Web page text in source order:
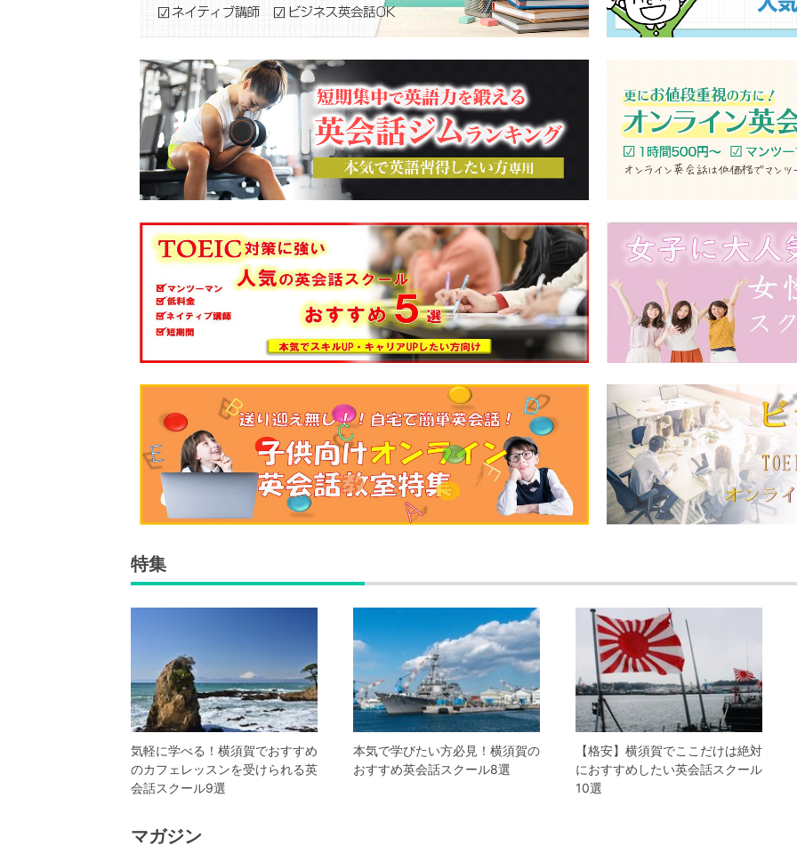
特集
気軽に学べる！横須賀でおすすめ
のカフェレッスンを受けられる英
会話スクール9選
本気で学びたい方必見！横須賀の
おすすめ英会話スクール8選
【格安】横須賀でここだけは絶対
におすすめしたい英会話スクール
10選
マガジン